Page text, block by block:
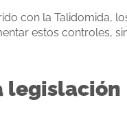
con la Talidomida,
estos controles,
legislación